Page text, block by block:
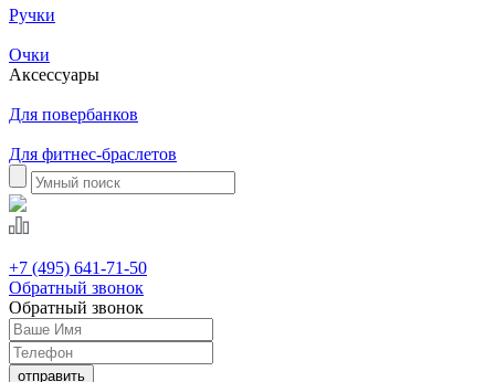
Ручки
Очки
Аксессуары
Для повербанков
Для фитнес-браслетов
+7 (495) 641-71-50
Обратный звонок
Обратный звонок